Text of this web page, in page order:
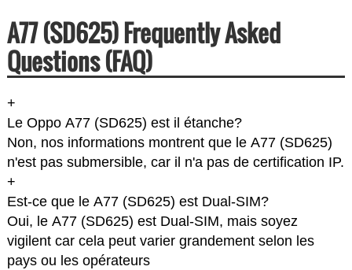
A77 (SD625) Frequently Asked
Questions (FAQ)
+
Le Oppo A77 (SD625) est il étanche?
Non, nos informations montrent que le A77 (SD625)
n'est pas submersible, car il n'a pas de certification IP.
+
Est-ce que le A77 (SD625) est Dual-SIM?
Oui, le A77 (SD625) est Dual-SIM, mais soyez
vigilent car cela peut varier grandement selon les
pays ou les opérateurs